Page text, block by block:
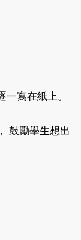
寫在紙上。
鼓勵學生想出